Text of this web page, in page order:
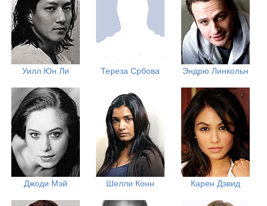
Уилл Юн Ли Тереза Србова Эндрю Линкольн
Джоди Мэй Шелли Конн Карен Дэвид